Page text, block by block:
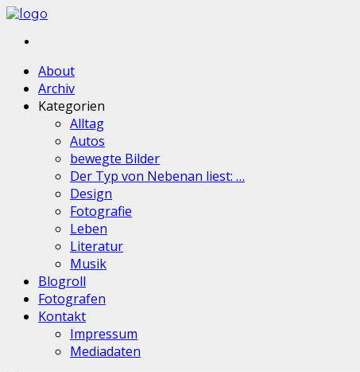
About
Archiv
Kategorien
Alltag
Autos
bewegte Bilder
Der Typ von Nebenan liest: …
Design
Fotografie
Leben
Literatur
Musik
Blogroll
Fotografen
Kontakt
Impressum
Mediadaten